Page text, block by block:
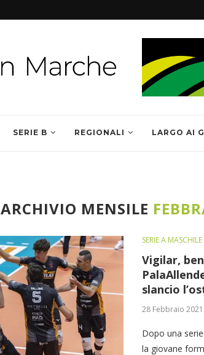
SERIE B REGIONALI LARGO AI
ARCHIVIO MENSILE
SERIE A MASCHILE
Vigilar,
slancio
28 Febbraio 2021
Dopo una
la giovane